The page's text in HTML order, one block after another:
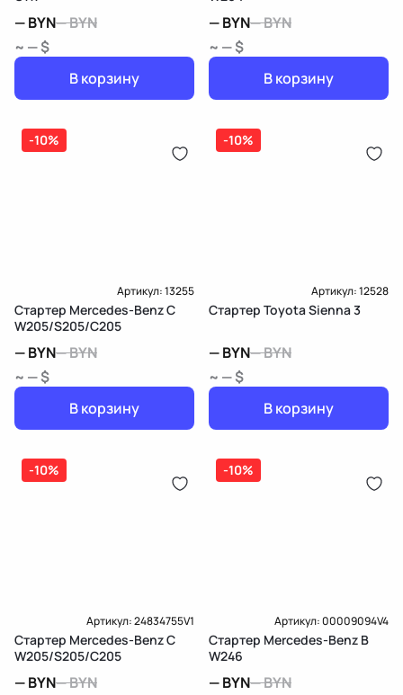
—BYN—BYN
~ — $
В корзину
—BYN—BYN
~ — $
В корзину
-10%
Артикул:13255
Стартер Mercedes-Benz C
W205/S205/C205
—BYN—BYN
~ — $
В корзину
-10%
Артикул:12528
Стартер Toyota Sienna 3
—BYN—BYN
~ — $
В корзину
-10%
Артикул:24834755V1
Стартер Mercedes-Benz C
W205/S205/C205
—BYN—BYN
-10%
Артикул:00009094V4
Стартер Mercedes-Benz B
W246
—BYN—BYN